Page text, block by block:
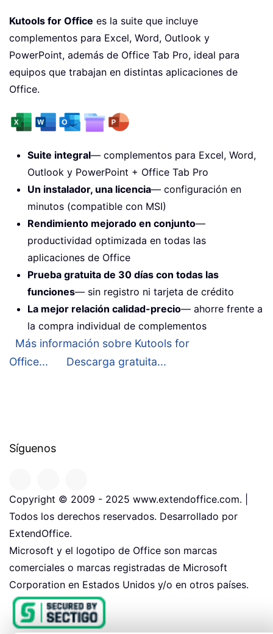
Kutools for Office es la suite que incluye
complementos para Excel, Word, Outlook y
PowerPoint, además de Office Tab Pro, ideal para
equipos que trabajan en distintas aplicaciones de
Office.
Suite integral— complementos para Excel, Word,
Outlook y PowerPoint + Office Tab Pro
Un instalador, una licencia— configuración en
minutos (compatible con MSI)
Rendimiento mejorado en conjunto—
productividad optimizada en todas las
aplicaciones de Office
Prueba gratuita de 30 días con todas las
funciones— sin registro ni tarjeta de crédito
La mejor relación calidad-precio— ahorre frente a
la compra individual de complementos
Más información sobre Kutools for
Office...
Descarga gratuita...
Síguenos
Copyright © 2009 - 2025 www.extendoffice.com. |
Todos los derechos reservados. Desarrollado por
ExtendOffice.
Microsoft y el logotipo de Office son marcas
comerciales o marcas registradas de Microsoft
Corporation en Estados Unidos y/o en otros países.